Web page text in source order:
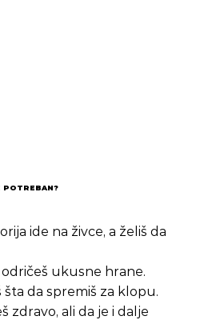
POTREBAN?
ide na živce, a želiš da
ukusne hrane.
da spremiš za klopu.
zdravo, ali da je i dalje